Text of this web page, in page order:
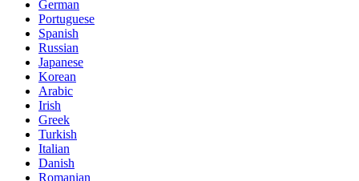
Japanese
Korean
Arabic
Irish
Greek
Turkish
Italian
Danish
Romanian
Indonesian
Czech
Afrikaans